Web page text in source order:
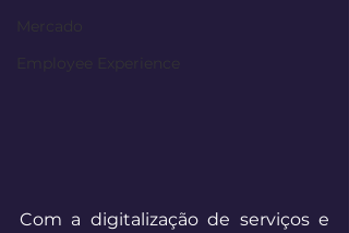
Mercado
Employee Experience
Com a digitalização de serviços e